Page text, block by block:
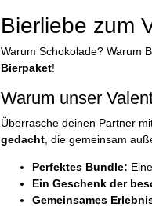
Bierliebe zum
Warum Schokolade? Warum
Bierpaket!
Warum unser
Überrasche deinen Partner
gedacht , die gemeinsam
Perfektes Bundle:
Ein Geschenk der
Gemeinsames